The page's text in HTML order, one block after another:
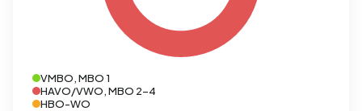
VMBO, MBO 1
HAVO/VWO, MBO 2-4
HBO-WO